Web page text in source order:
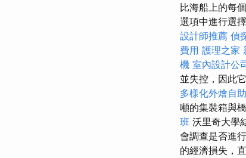
比海船上的每
選項中進行選
設計師推薦 偵
費用 護理之家
機 室內設計公
並失控，因此
多樣化外燴自
噸的集裝箱與
班 沃里奇大學
會調查是否進
的經濟損失，